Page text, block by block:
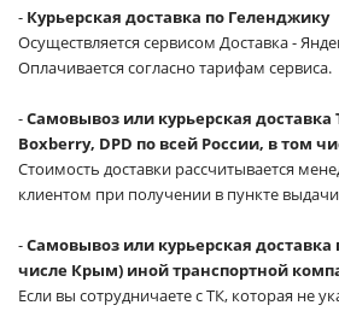
- Курьерская доставка по Геленджику
Осуществляется сервисом Доставка -
Оплачивается согласно тарифам сервиса.
-Самовывоз или курьерская доставка
Boxberry, DPD по всей России, в том
Стоимость доставки рассчитывается
клиентом при получении в пункте
-Самовывоз или курьерская доставка
числе Крым) иной транспортной
Если вы сотрудничаете с ТК, которая не